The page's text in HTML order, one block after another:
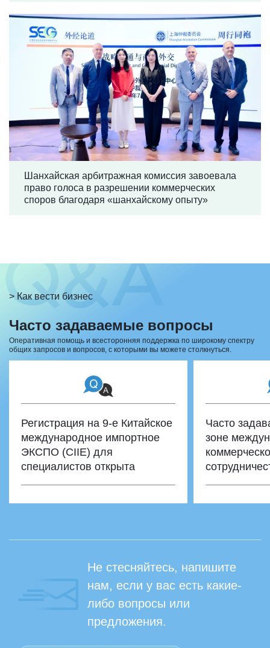
Шанхайская арбитражная комиссия завоевала
право голоса в разрешении коммерческих
споров благодаря «шанхайскому опыту»
> Как вести бизнес
Часто задаваемые вопросы
Оперативная помощь и всесторонняя поддержка по широкому спектру
общих запросов и вопросов, с которыми вы можете столкнуться.
Регистрация на 9-е Китайское
международное импортное
ЭКСПО (CIIE) для
специалистов открыта
Часто
зоне
Не стесняйтесь, напишите
нам, если у вас есть какие-
либо вопросы или
предложения.